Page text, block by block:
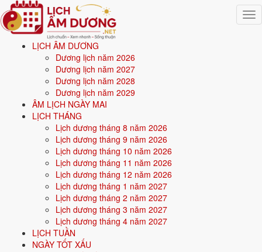
LỊCH ÂM DƯƠNG
Dương lịch năm 2026
Dương lịch năm 2027
Dương lịch năm 2028
Dương lịch năm 2029
ÂM LỊCH NGÀY MAI
LỊCH THÁNG
Lịch dương tháng 8 năm 2026
Lịch dương tháng 9 năm 2026
Lịch dương tháng 10 năm 2026
Lịch dương tháng 11 năm 2026
Lịch dương tháng 12 năm 2026
Lịch dương tháng 1 năm 2027
Lịch dương tháng 2 năm 2027
Lịch dương tháng 3 năm 2027
Lịch dương tháng 4 năm 2027
LỊCH TUẦN
NGÀY TỐT XẤU
Trang chủ
Mệnh ngũ hành
Sinh năm 1975
Sinh năm 1975mệnh gì? Ất Mão Đại Khe Thủy - mệnh
Thủy
Người sinh năm1975là tuổiẤt Mão (con Mèo), nạp âm
Nước khe lớn, mệnhThủy. Năm 2026 52 tuổi mụ
Sinh năm 1975(Ất Mão, con Mèo) thuộc mệnh
Khe Thủy.
Màu hợp:Đen, Xanh dương, Xanh nước biển.